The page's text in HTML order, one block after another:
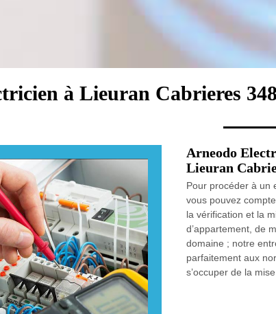
à Lieuran Cabrieres
Arneodo
Lieuran
Pour procéder à un
vous pouvez
la vérification et la
d’appartement, de
domaine ; notre
parfaitement aux
s’occuper de la